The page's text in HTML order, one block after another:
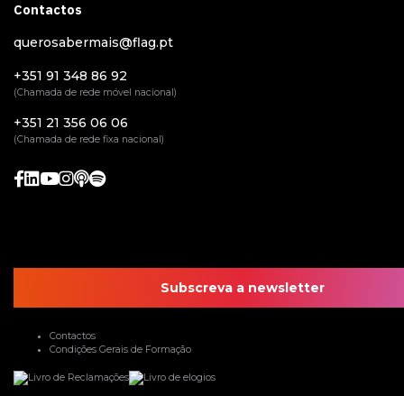
Contactos
querosabermais@flag.pt
+351 91 348 86 92
(Chamada de rede móvel nacional)
+351 21 356 06 06
(Chamada de rede fixa nacional)
Subscreva a newsletter
Contactos
Condições Gerais de Formação